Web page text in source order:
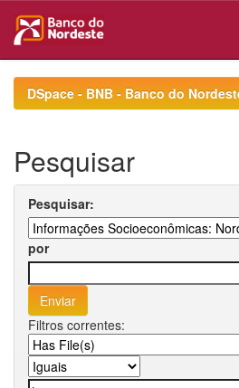
navigationDSpace - BNB - Banco do
Pesquisar
Pesquisar:
por
Filtros correntes: